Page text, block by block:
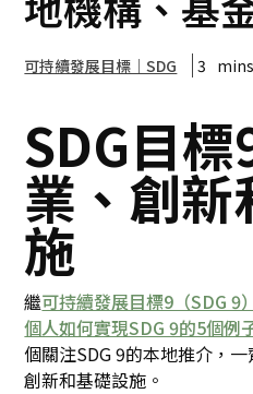
可持續發展目標｜SDG 3
SDG目
業、創
施
繼可持續發展目標9（SDG 9
個人如何實現SDG 9的5個例
個關注SDG 9的本地推介，
創新和基礎設施。